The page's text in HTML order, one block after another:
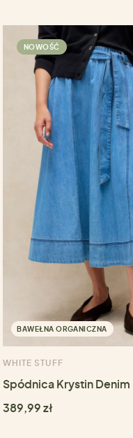
NOWOŚĆ
BAWEŁNA ORGANICZNA
WHITE STUFF
Spódnica Krystin Denim
389,99 zł